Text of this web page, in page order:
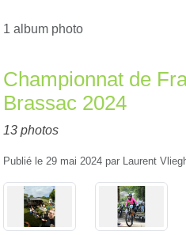
1 album photo
Championnat de
Brassac 2024
13 photos
Publié le 29 mai 2024 par Laurent